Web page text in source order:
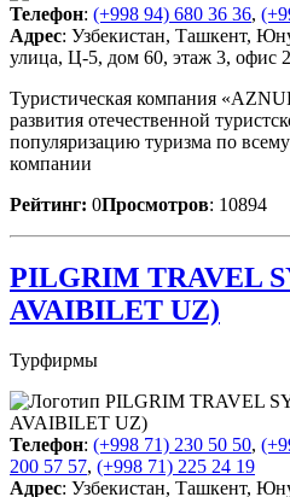
Телефон: (+998 94) 680 36 36,
Адрес: Узбекистан, Ташкент,
улица, Ц-5, дом 60, этаж 3, офис
Туристическая компания
развития отечественной
популяризацию туризма по
компании
Рейтинг: 0Просмотров: 10894
PILGRIM TRAVEL
AVAIBILET UZ)
Турфирмы
Телефон: (+998 71) 230 50 50,
200 57 57, (+998 71) 225 24 19
Адрес: Узбекистан, Ташкент,